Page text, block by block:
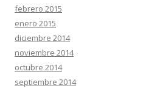
febrero 2015
enero 2015
diciembre 2014
noviembre 2014
octubre 2014
septiembre 2014